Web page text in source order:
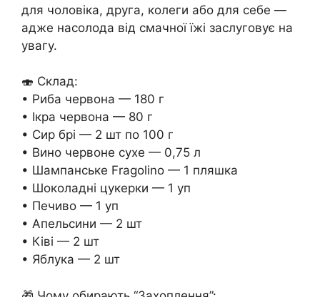
для чоловіка, друга, колеги або для себе —
адже насолода від смачної їжі заслуговує на
увагу.
🍣 Склад:
• Риба червона — 180 г
• Ікра червона — 80 г
• Сир брі — 2 шт по 100 г
• Вино червоне сухе — 0,75 л
• Шампанське Fragolino — 1 пляшка
• Шоколадні цукерки — 1 уп
• Печиво — 1 уп
• Апельсини — 2 шт
• Ківі — 2 шт
• Яблука — 2 шт